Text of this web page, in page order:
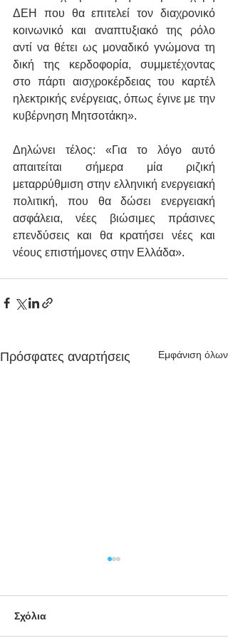
ΔΕΗ που θα επιτελεί τον διαχρονικό
κοινωνικό και αναπτυξιακό της ρόλο
αντί να θέτει ως μοναδικό γνώμονα τη
δική της κερδοφορία, συμμετέχοντας
στο πάρτι αισχροκέρδειας του καρτέλ
ηλεκτρικής ενέργειας, όπως έγινε με την
κυβέρνηση Μητσοτάκη».
Δηλώνει τέλος: «Για το λόγο αυτό
απαιτείται σήμερα μία ριζική
μεταρρύθμιση στην ελληνική ενεργειακή
πολιτική, που θα δώσει ενεργειακή
ασφάλεια, νέες βιώσιμες πράσινες
επενδύσεις και θα κρατήσει νέες και
νέους επιστήμονες στην Ελλάδα».
Πρόσφατες αναρτήσεις Εμφάνιση όλων
Σχόλια